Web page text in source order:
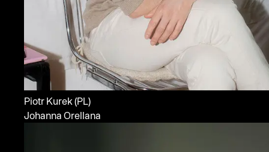
Piotr Kurek(PL)
Johanna Orellana